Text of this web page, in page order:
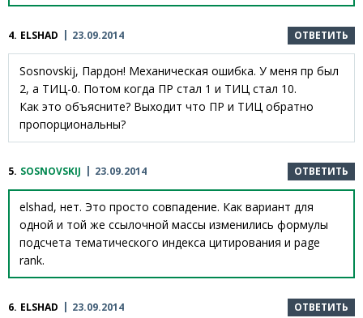
4. ELSHAD 23.09.2014 ОТВЕТИТЬ
Sosnovskij, Пардон! Механическая ошибка. У меня пр был
2, а ТИЦ-0. Потом когда ПР стал 1 и ТИЦ стал 10.
Как это объясните? Выходит что ПР и ТИЦ обратно
пропорциональны?
5. SOSNOVSKIJ 23.09.2014 ОТВЕТИТЬ
elshad, нет. Это просто совпадение. Как вариант для
одной и той же ссылочной массы изменились формулы
подсчета тематического индекса цитирования и page
rank.
6. ELSHAD 23.09.2014 ОТВЕТИТЬ